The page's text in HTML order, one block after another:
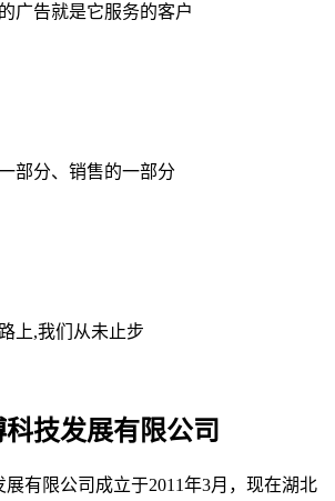
广告就是它服务的客户
部分、销售的一部分
上,我们从未止步
技发展有限公司
有限公司成立于2011年3月，现在湖北